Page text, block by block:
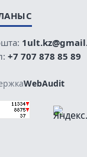
+7 707 878 85 89
WebAudit